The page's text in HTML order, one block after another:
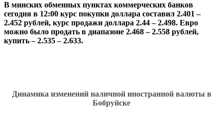
В минских обменных пунктах коммерческих банков
сегодня в 12:00 курс покупки доллара составил 2.401 –
2.452 рублей, курс продажи доллара 2.44 – 2.498. Евро
можно было продать в диапазоне 2.468 – 2.558 рублей,
купить – 2.535 – 2.633.
Динамика изменений наличной иностранной валюты в
Бобруйске